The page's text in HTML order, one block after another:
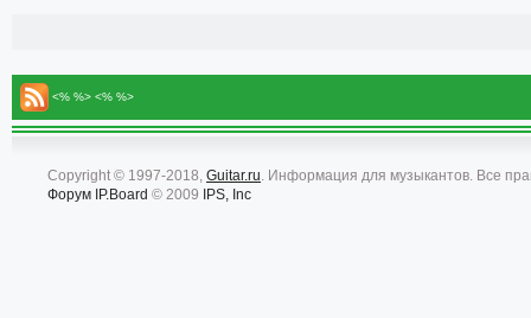
<% %> <% %>
Copyright © 1997-2018, Guitar.ru. Информация для музыкантов. Все
Форум IP.Board © 2009 IPS, Inc